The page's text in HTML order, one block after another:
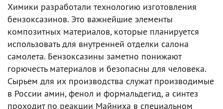
Химики разработали технологию изготовления
бензоксазинов. Это важнейшие элементы
композитных материалов, которые планируется
использовать для внутренней отделки салона
самолета. Бензоксазины заметно понижают
горючесть материалов и безопасны для человека.
Сырьем для их производства служат производимые
в России амин, фенол и формальдегид, а синтез
проходит по реакции Майниха в специальном